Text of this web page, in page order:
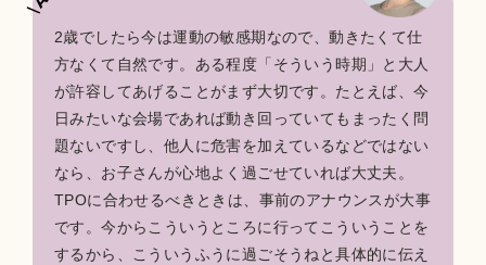
2歳でしたら今は運動の敏感期なので、動きたくて仕
方なくて自然です。ある程度「そういう時期」と大人
が許容してあげることがまず大切です。たとえば、今
日みたいな会場であれば動き回っていてもまったく問
題ないですし、他人に危害を加えているなどではない
なら、お子さんが心地よく過ごせていれば大丈夫。
TPOに合わせるべきときは、事前のアナウンスが大事
です。今からこういうところに行ってこういうことを
するから、こういうふうに過ごそうねと具体的に伝え